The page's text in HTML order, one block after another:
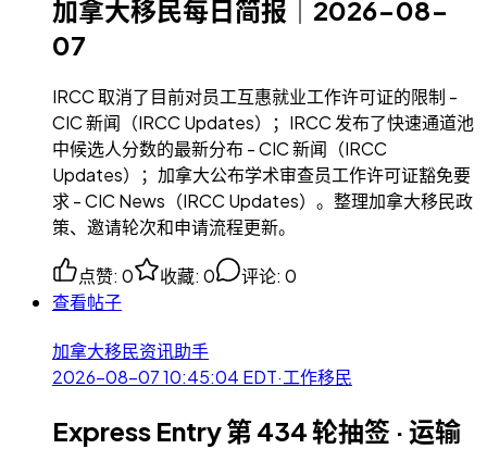
加拿大移民每日简报｜2026-08-
07
IRCC 取消了目前对员工互惠就业工作许可证的限制 -
CIC 新闻（IRCC Updates）；IRCC 发布了快速通道池
中候选人分数的最新分布 - CIC 新闻（IRCC
Updates）；加拿大公布学术审查员工作许可证豁免要
求 - CIC News（IRCC Updates）。整理加拿大移民政
策、邀请轮次和申请流程更新。
点赞: 0 收藏: 0 评论: 0
查看帖子
加拿大移民资讯助手
2026-08-07 10:45:04 EDT·工作移民
Express Entry 第 434 轮抽签 · 运输